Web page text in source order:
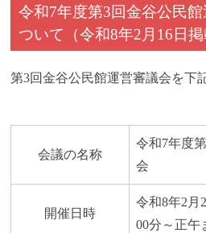
令和7年度第3回金谷公民
ついて（令和8年2月16日掲
第3回金谷公民館運営審議会を下
会議の名称
令和7年度
会
開催日時
令和8年2月
00分～正午